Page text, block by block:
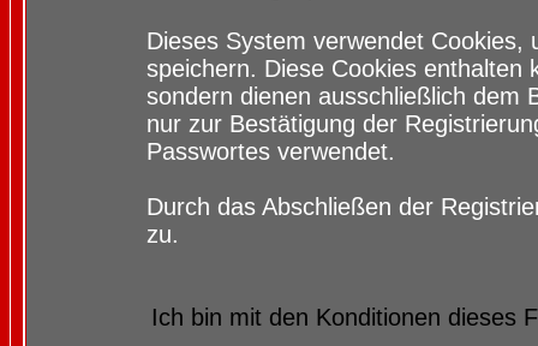
Dieses System verwendet
speichern. Diese Cookies enthalten
sondern dienen ausschließlich dem
nur zur Bestätigung der
Passwortes verwendet.
Durch das Abschließen der
zu.
Ich bin mit den Konditionen dieses